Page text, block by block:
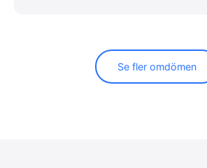
Se fler omdömen